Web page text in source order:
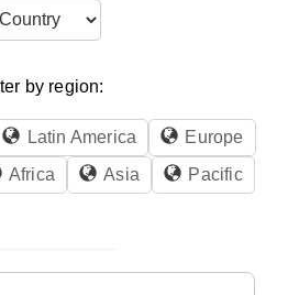
by region:
Latin America
Europe
Africa Asia Pacific